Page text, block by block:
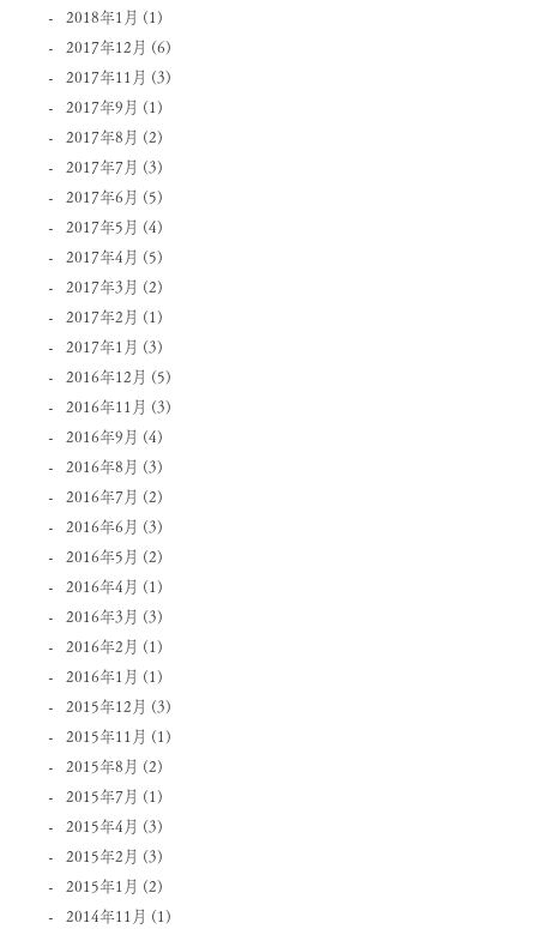
2018年1月 (1)
2017年12月 (6)
2017年11月 (3)
2017年9月 (1)
2017年8月 (2)
2017年7月 (3)
2017年6月 (5)
2017年5月 (4)
2017年4月 (5)
2017年3月 (2)
2017年2月 (1)
2017年1月 (3)
2016年12月 (5)
2016年11月 (3)
2016年9月 (4)
2016年8月 (3)
2016年7月 (2)
2016年6月 (3)
2016年5月 (2)
2016年4月 (1)
2016年3月 (3)
2016年2月 (1)
2016年1月 (1)
2015年12月 (3)
2015年11月 (1)
2015年8月 (2)
2015年7月 (1)
2015年4月 (3)
2015年2月 (3)
2015年1月 (2)
2014年11月 (1)